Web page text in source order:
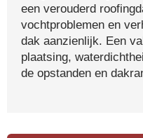
een verouderd
vochtproblemen en
dak aanzienlijk. Een
plaatsing,
de opstanden en